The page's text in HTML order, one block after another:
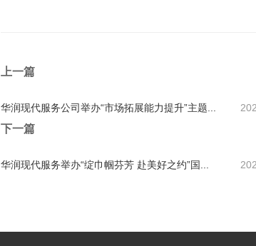
上一篇
华润现代服务公司举办“市场拓展能力提升”主题...
下一篇
华润现代服务举办“绽巾帼芬芳 赴美好之约”国...